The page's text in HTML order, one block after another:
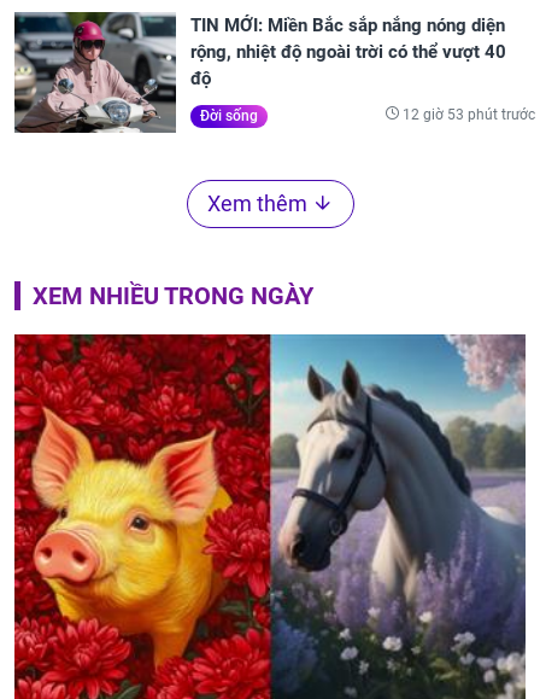
TIN MỚI: Miền Bắc sắp nắng nóng diện
rộng, nhiệt độ ngoài trời có thể vượt 40
độ
Đời sống 12 giờ 53 phút trước
Xem thêm
XEM NHIỀU TRONG NGÀY